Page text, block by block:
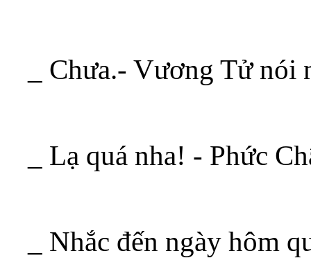
_ Chưa.- Vương Tử nói
_ Lạ quá nha! - Phức
_ Nhắc đến ngày hôm